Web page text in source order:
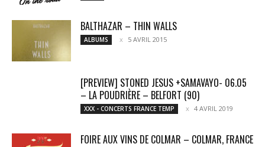
BALTHAZAR – THIN WALLS
ALBUMS 5 AVRIL 2015
[PREVIEW] STONED JESUS +SAMAVAYO- 06.05
– LA POUDRIÈRE – BELFORT (90)
XXX - CONCERTS FRANCE TEMP 4 AVRIL 2019
FOIRE AUX VINS DE COLMAR – COLMAR, FRANCE